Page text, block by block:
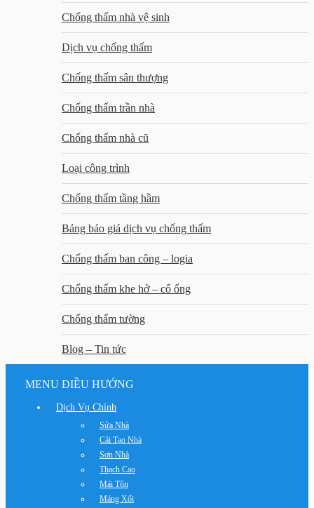
Chống thấm nhà vệ sinh
Dịch vụ chống thấm
Chống thấm sân thượng
Chống thấm trần nhà
Chống thấm nhà cũ
Loại công trình
Chống thấm tầng hầm
Bảng báo giá dịch vụ chống thấm
Chống thấm ban công – logia
Chống thấm khe hở – cổ ống
Chống thấm tường
Blog – Tin tức
MENU ĐIỀU HƯỚNG
Dịch Vụ Chính
Sửa Nhà
Cải Tạo Nhà
Sơn Nhà
Thạch Cao
Mái Tôn
Máng Xối